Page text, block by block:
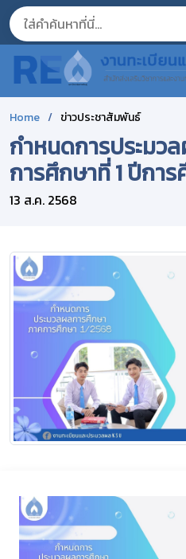
Home ข่าวประชาสัมพันธ์
กำหนดการประมว
การศึกษาที่ 1 ปีกา
13 ส.ค. 2568